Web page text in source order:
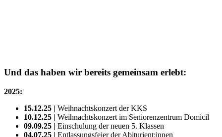
Und das haben wir bereits gemeinsam erlebt:
2025:
15.12.25 | Weihnachtskonzert der KKS
10.12.25 | Weihnachtskonzert im Seniorenzentrum Domicil
09.09.25 | Einschulung der neuen 5. Klassen
04.07.25 | Entlassungsfeier der Abiturient:innen